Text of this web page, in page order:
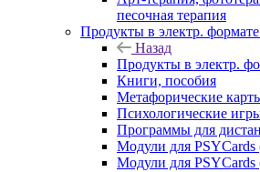
песочная терапия
Продукты в электр. формате
Назад
Продукты в электр.
Книги, пособия
Метафорические
Психологические
Программы для
Модули для PSYCards
Модули для